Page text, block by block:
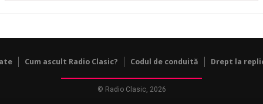
Cum ascult Radio Clasic? Codul de conduită Drept la
© Radio Clasic, 2026